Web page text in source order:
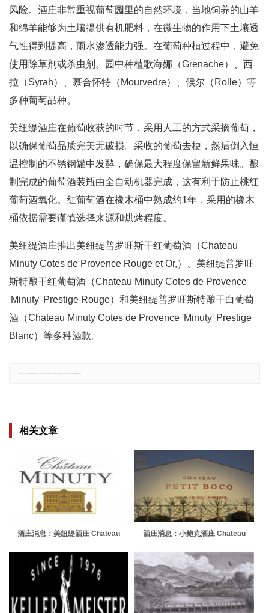
风险。酒庄非常重视葡萄园里的自然环境，当地饲养的山羊
和绵羊能够为土壤提供有机肥料，在微生物的作用下土壤透
气性得到提高，雨水渗透能力强。在葡萄种植过程中，避免
使用除草剂或杀虫剂。园中种植歌海娜（Grenache）、西
拉（Syrah）、慕合怀特（Mourvedre）、候尔（Rolle）等
多种葡萄品种。
美纽缇酒庄在葡萄收获的时节，采用人工的方式采摘葡萄，
以确保葡萄品质完美无破损。采收的葡萄去梗，然后倒入恒
温控制的不锈钢罐中发酵，确保最大程度保留新鲜果味。酿
制完成的葡萄酒装瓶由全自动机器完成，这有利于防止桃红
葡萄酒氧化。红葡萄酒在橡木桶中熟成约1年，采用的橡木
桶依据需要谨慎选择来源和烘烤程度。
美纽缇酒庄推出美纽缇普罗旺斯干红葡萄酒（Chateau
Minuty Cotes de Provence Rouge et Or,）、美纽缇普罗旺
斯特酿干红葡萄酒（Chateau Minuty Cotes de Provence
'Minuty' Prestige Rouge）和美纽缇普罗旺斯特酿干白葡萄
酒（Chateau Minuty Cotes de Provence 'Minuty' Prestige
Blanc）等多种酒款。
相关文章
酒庄消息：美纽缇酒庄 Chateau
酒庄消息：小鲍克酒庄 Chateau